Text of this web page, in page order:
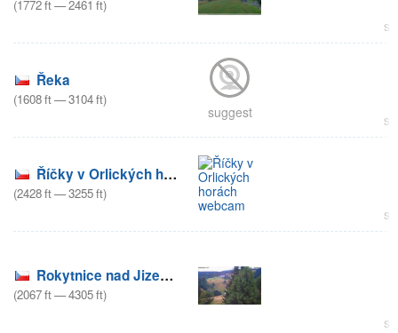
(1772ft—2461 ft)
Řeka
(1608ft—3104ft)
suggest
Říčky v Orlických horách
(2428ft—3255ft)
Rokytnice nad Jizerou
(2067ft—4305ft)